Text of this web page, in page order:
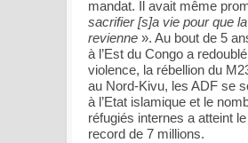
mandat. Il avait même
sacrifier [s]a vie pour que
revienne ». Au bout de 5
à l’Est du Congo a
violence, la rébellion du
au Nord-Kivu, les ADF se
à l’Etat islamique et le
réfugiés internes a atteint
record de 7 millions.